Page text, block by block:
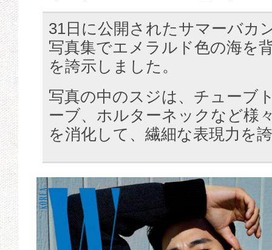
31日に公開されたサマーバカ
写真集でエメラルド色の海を
を誇示しました。
写真の中のスジは、チューブ
ーブ、ホルターネックなど様
を消化して、繊細な表現力を